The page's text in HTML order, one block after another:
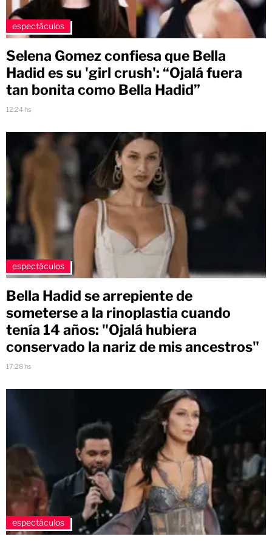
espectáculos
Selena Gomez confiesa que Bella
Hadid es su 'girl crush': “Ojalá fuera
tan bonita como Bella Hadid”
12:24 hs
espectáculos
Bella Hadid se arrepiente de
someterse a la rinoplastia cuando
tenía 14 años: "Ojalá hubiera
conservado la nariz de mis ancestros"
17:28 hs
espectáculos